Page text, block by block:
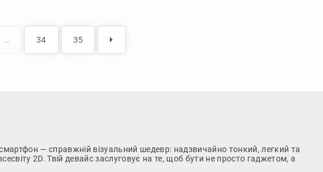
… 34 35
— справжній візуальний шедевр: надзвичайно тонкий, легкий та
2D. Твій девайс заслуговує на те, щоб бути не просто гаджетом, а